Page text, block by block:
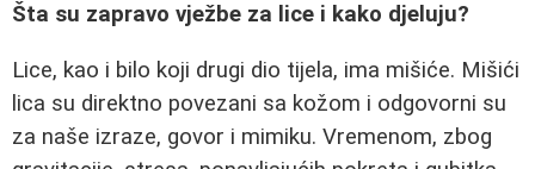
Šta su zapravo vježbe za lice i kako djeluju?
Lice, kao i bilo koji drugi dio tijela, ima mišiće. Mišići
lica su direktno povezani sa kožom i odgovorni su
za naše izraze, govor i mimiku. Vremenom, zbog